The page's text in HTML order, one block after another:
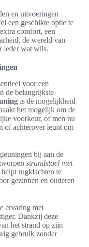
en uitvoeringen
een geschikte optie te
comfort, een
de wereld van
ieder wat wils.
voor een
de belangrijkste
is de mogelijkheid
het mogelijk om de
voorkeur, of men nu
of achterover leunt om
bij aan de
strandstoel met
rugklachten te
gezinnen en ouderen
ervaring met
Dankzij deze
het strand op zijn
gebruik zonder